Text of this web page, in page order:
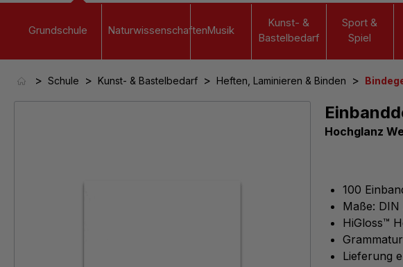
Grundschule NaturwissenschaftenMusik
Kunst- &
Bastelbedarf
Sport &
Spiel
> Schule > Kunst- & Bastelbedarf > Heften, Laminieren & Binden >
Hochglanz
100
Maße: DIN
HiGloss™
Lieferung